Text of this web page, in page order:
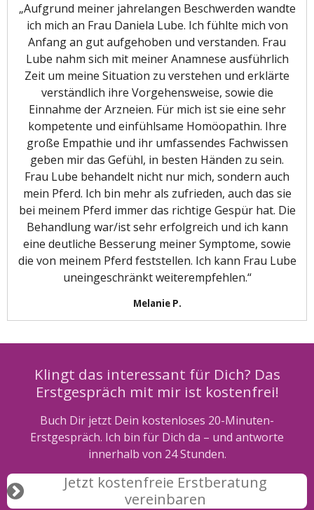
„Aufgrund meiner jahrelangen Beschwerden wandte
ich mich an Frau Daniela Lube. Ich fühlte mich von
Anfang an gut aufgehoben und verstanden. Frau
Lube nahm sich mit meiner Anamnese ausführlich
Zeit um meine Situation zu verstehen und erklärte
verständlich ihre Vorgehensweise, sowie die
Einnahme der Arzneien. Für mich ist sie eine sehr
kompetente und einfühlsame Homöopathin. Ihre
große Empathie und ihr umfassendes Fachwissen
geben mir das Gefühl, in besten Händen zu sein.
Frau Lube behandelt nicht nur mich, sondern auch
mein Pferd. Ich bin mehr als zufrieden, auch das sie
bei meinem Pferd immer das richtige Gespür hat. Die
Behandlung war/ist sehr erfolgreich und ich kann
eine deutliche Besserung meiner Symptome, sowie
die von meinem Pferd feststellen. Ich kann Frau Lube
uneingeschränkt weiterempfehlen.“
Melanie P.
Klingt das interessant für Dich? Das
Erstgespräch mit mir ist kostenfrei!
Buch Dir jetzt Dein kostenloses 20-Minuten-
Erstgespräch. Ich bin für Dich da – und antworte
innerhalb von 24 Stunden.
Jetzt kostenfreie Erstberatung
vereinbaren